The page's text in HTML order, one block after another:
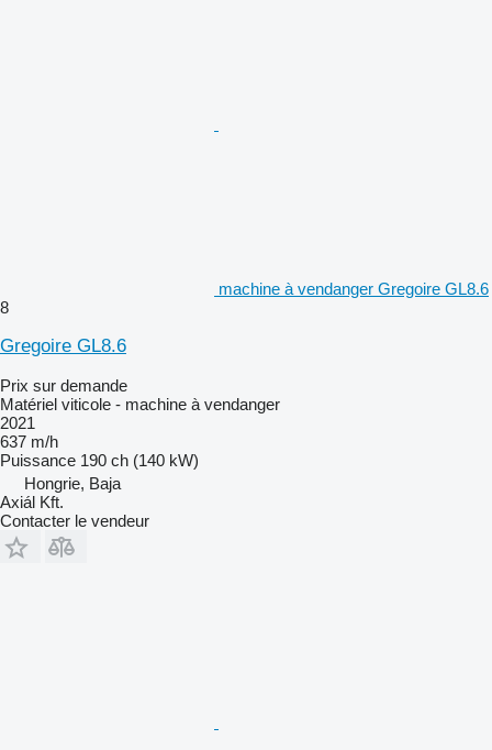
machine à vendanger Gregoire GL8.6
8
Gregoire GL8.6
Prix sur demande
Matériel viticole - machine à vendanger
2021
637 m/h
Puissance 190 ch (140 kW)
Hongrie, Baja
Axiál Kft.
Contacter le vendeur